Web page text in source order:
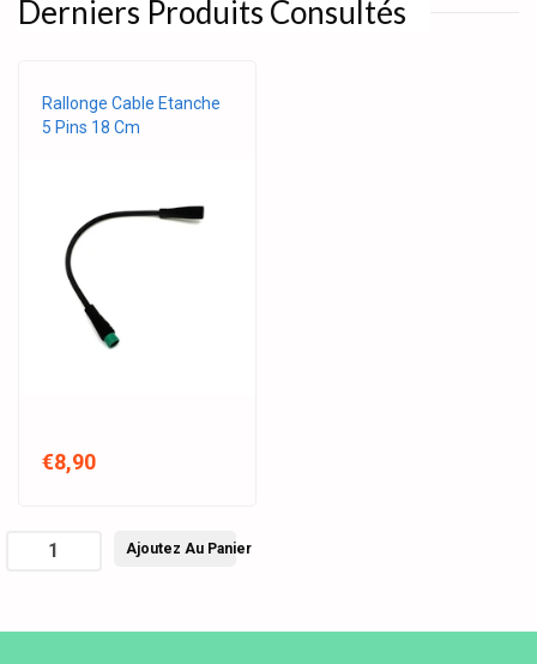
Derniers Produits Consultés
Rallonge Cable Etanche
5 Pins 18 Cm
€8,90
Ajoutez Au Panier